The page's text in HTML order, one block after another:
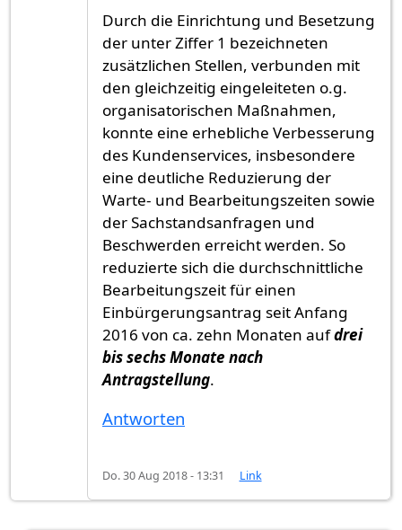
Durch die Einrichtung und Besetzung
der unter Ziffer 1 bezeichneten
zusätzlichen Stellen, verbunden mit
den gleichzeitig eingeleiteten o.g.
organisatorischen Maßnahmen,
konnte eine erhebliche Verbesserung
des Kundenservices, insbesondere
eine deutliche Reduzierung der
Warte- und Bearbeitungszeiten sowie
der Sachstandsanfragen und
Beschwerden erreicht werden. So
reduzierte sich die durchschnittliche
Bearbeitungszeit für einen
Einbürgerungsantrag seit Anfang
2016 von ca. zehn Monaten aufdrei
bis sechs Monate nach
Antragstellung.
Antworten
Do. 30 Aug 2018 - 13:31 Link